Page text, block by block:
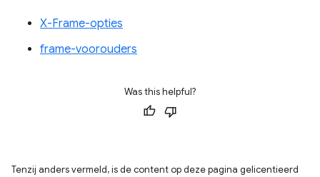
X-Frame-opties
frame-voorouders
Was this helpful?
Tenzij anders vermeld, is de content op deze pagina gelicentieerd